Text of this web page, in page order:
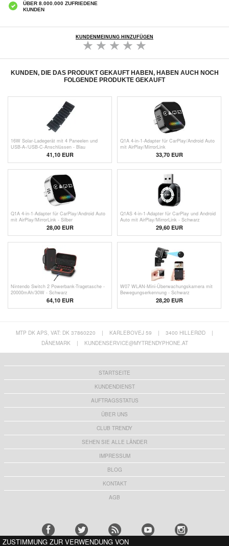
ÜBER 8.000.000 ZUFRIEDENE
KUNDEN
KUNDENMEINUNG HINZUFÜGEN
KUNDEN, DIE DAS PRODUKT GEKAUFT HABEN, HABEN AUCH NOCH
FOLGENDE PRODUKTE GEKAUFT
16W Solar-Ladegerät mit 4 Paneelen und
USB-A-/USB-C-Anschlüssen - Blau
41,10 EUR
Q1A 4-in-1-Adapter für CarPlay/Android Auto
mit AirPlay/MirrorLink
33,70 EUR
Q1A 4-in-1-Adapter für CarPlay/Android Auto
mit AirPlay/MirrorLink - Silber
28,00 EUR
Q1AS 4-in-1-Adapter für CarPlay und Android
Auto mit AirPlay/MirrorLink - Schwarz
29,60EUR
Nintendo Switch 2 Powerbank-Tragetasche -
20000mAh/30W - Schwarz
64,10 EUR
W07 WLAN-Mini-Überwachungskamera mit
Bewegungserkennung - Schwarz
28,20EUR
MTP DK APS, VAT: DK 37860220 | KARLEBOVEJ 59 | 3400 HILLERØD
|
DÄNEMARK
| KUNDENSERVICE@MYTRENDYPHONE.AT
STARTSEITE
KUNDENDIENST
AUFTRAGSSTATUS
ÜBER UNS
CLUB TRENDY
SEHEN SIE ALLE LÄNDER
IMPRESSUM
BLOG
KONTAKT
AGB
ZUSTIMMUNG ZUR VERWENDUNG VON